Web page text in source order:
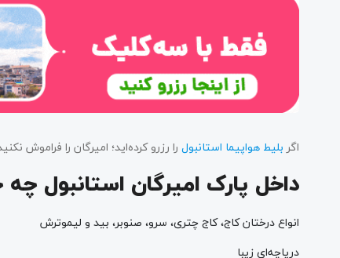
اگر بلیط هواپیما استانبول را رزرو کرده‌اید؛ امیرگان را فراموش
داخل پارک امیرگان استانبول
انواع درختان کاج، کاج چتری، سرو، صنوبر، بید و لیموترش
دریاچه‌ای زیبا